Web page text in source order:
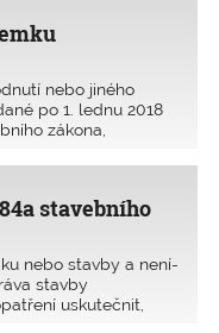
nebo jiného
po 1. lednu 2018
zákona,
žádosti,
stavebního
nebo stavby a není-
stavby
uskutečnit,